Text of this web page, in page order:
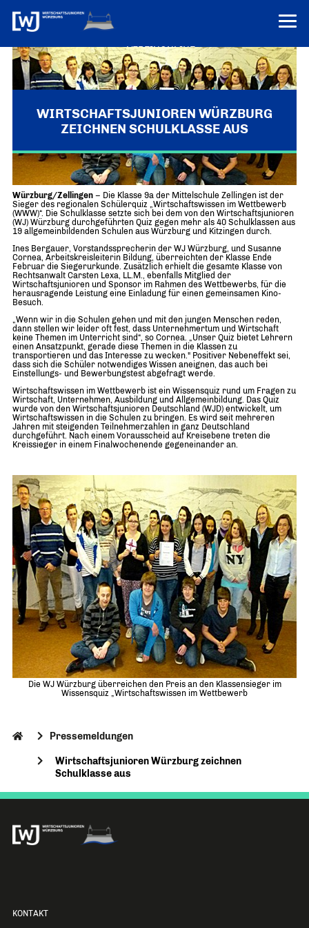
VEREINONLINE
AKTUELLES
ÜBER UNS
WER WIR SIND & DER VORSITZ
Über uns
Forum „Junge Wirtschaft“ – Mitgliedermagazin
Mitglieder
UNSER NETZWERK
Mitglieder
Senatoren
TERMINE
PRESSEMELDUNGEN
PROJEKTE
INFORMATIONEN
Ziele
Imagefilm
Merchandising-Klamotten
WIRTSCHAFTSJUNIOREN WÜRZBURG
ZEICHNEN SCHULKLASSE AUS
Wirtschaftswissen in die Schulen bringen
Würzburg/Zellingen – Die Klasse 9a der Mittelschule Zellingen ist der
Sieger des regionalen Schülerquiz „Wirtschaftswissen im Wettbewerb
(WWW)“. Die Schulklasse setzte sich bei dem von den Wirtschaftsjunioren
(WJ) Würzburg durchgeführten Quiz gegen mehr als 40 Schulklassen aus
19 allgemeinbildenden Schulen aus Würzburg und Kitzingen durch.
Ines Bergauer, Vorstandssprecherin der WJ Würzburg, und Susanne
Cornea, Arbeitskreisleiterin Bildung, überreichten der Klasse Ende
Februar die Siegerurkunde. Zusätzlich erhielt die gesamte Klasse von
Rechtsanwalt Carsten Lexa, LL.M., ebenfalls Mitglied der
Wirtschaftsjunioren und Sponsor im Rahmen des Wettbewerbs, für die
herausragende Leistung eine Einladung für einen gemeinsamen Kino-
Besuch.
„Wenn wir in die Schulen gehen und mit den jungen Menschen reden,
dann stellen wir leider oft fest, dass Unternehmertum und Wirtschaft
keine Themen im Unterricht sind“, so Cornea. „Unser Quiz bietet Lehrern
einen Ansatzpunkt, gerade diese Themen in die Klassen zu
transportieren und das Interesse zu wecken." Positiver Nebeneffekt sei,
dass sich die Schüler notwendiges Wissen aneignen, das auch bei
Einstellungs- und Bewerbungstest abgefragt werde.
Wirtschaftswissen im Wettbewerb ist ein Wissensquiz rund um Fragen zu
Wirtschaft, Unternehmen, Ausbildung und Allgemeinbildung. Das Quiz
wurde von den Wirtschaftsjunioren Deutschland (WJD) entwickelt, um
Wirtschaftswissen in die Schulen zu bringen. Es wird seit mehreren
Jahren mit steigenden Teilnehmerzahlen in ganz Deutschland
durchgeführt. Nach einem Vorausscheid auf Kreisebene treten die
Kreissieger in einem Finalwochenende gegeneinander an.
Die WJ Würzburg überreichen den Preis an den Klassensieger im
Wissensquiz „Wirtschaftswissen im Wettbewerb
Pressemeldungen
Wirtschaftsjunioren Würzburg zeichnen
Schulklasse aus
KONTAKT